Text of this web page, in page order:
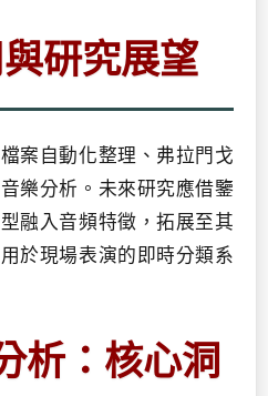
研究展望
案自動化整理、弗拉門戈
樂分析。未來研究應借鑒
融入音頻特徵，拓展至其
於現場表演的即時分類系
析：核心洞